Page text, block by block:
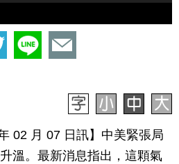
02 月 07 日訊】中美緊張局
溫。最新消息指出，這顆氣